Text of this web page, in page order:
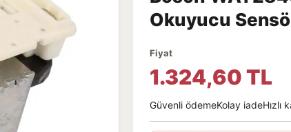
Okuyucu
Fiyat
1.324,60 TL
Güvenli ödemeKolay iadeHızlı